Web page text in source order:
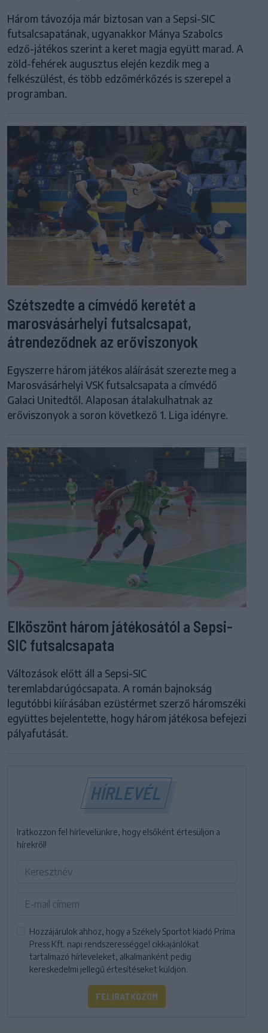
Három távozója már biztosan van a Sepsi-SIC
futsalcsapatának, ugyanakkor Mánya Szabolcs
edző-játékos szerint a keret magja együtt marad. A
zöld-fehérek augusztus elején kezdik meg a
felkészülést, és több edzőmérkőzés is szerepel a
programban.
Szétszedte a címvédő keretét a
marosvásárhelyi futsalcsapat,
átrendeződnek az erőviszonyok
Egyszerre három játékos aláírását szerezte meg a
Marosvásárhelyi VSK futsalcsapata a címvédő
Galaci Unitedtől. Alaposan átalakulhatnak az
erőviszonyok a soron következő 1. Liga idényre.
Elköszönt három játékosától a Sepsi-
SIC futsalcsapata
Változások előtt áll a Sepsi-SIC
teremlabdarúgócsapata. A román bajnokság
legutóbbi kiírásában ezüstérmet szerző háromszéki
együttes bejelentette, hogy három játékosa befejezi
pályafutását.
HÍRLEVÉL
Iratkozzon fel hírlevelünkre, hogy elsőként értesüljön a
hírekről!
Hozzájárulok ahhoz, hogy a Székely Sportot kiadó Príma
Press Kft. napi rendszerességgel cikkajánlókat
tartalmazó hírleveleket, alkalmanként pedig
kereskedelmi jellegű értesítéseket küldjön.
FELIRATKOZOM